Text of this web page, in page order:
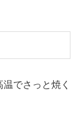
でさっと焼く